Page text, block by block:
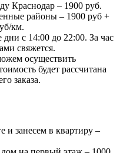
Краснодар – 1900 руб.
районы – 1900 руб +
км.
с 14:00 до 22:00. За час
свяжется.
осуществить
будет рассчитана
заказа.
и занесем в квартиру –